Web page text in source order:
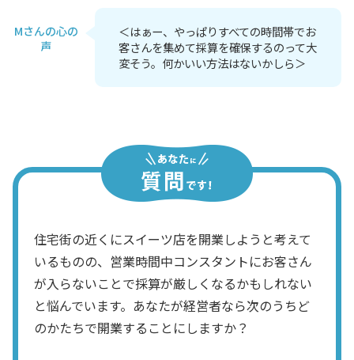
Mさんの心の
声
＜はぁー、やっぱりすべての時間帯でお
客さんを集めて採算を確保するのって大
変そう。何かいい方法はないかしら＞
住宅街の近くにスイーツ店を開業しようと考えて
いるものの、営業時間中コンスタントにお客さん
が入らないことで採算が厳しくなるかもしれない
と悩んでいます。あなたが経営者なら次のうちど
のかたちで開業することにしますか？